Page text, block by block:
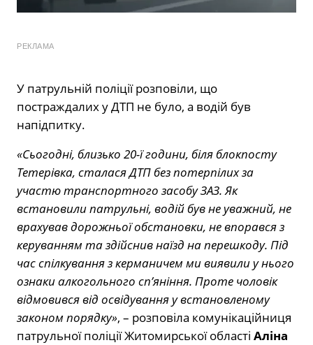
РЕКЛАМА
У патрульній поліції розповіли, що
постраждалих у ДТП не було, а водій був
напідпитку.
«Сьогодні, близько 20-ї години, біля блокпосту
Тетерівка, сталася ДТП без потерпілих за
участю транспортного засобу ЗАЗ. Як
встановили патрульні, водій був не уважний, не
врахував дорожньої обстановки, не впорався з
керуванням та здійснив наїзд на перешкоду. Під
час спілкування з керманичем ми виявили у нього
ознаки алкогольного сп’яніння. Проте чоловік
відмовився від освідування у встановленому
законом порядку», – розповіла комунікаційниця
патрульної поліції Житомирської області Аліна